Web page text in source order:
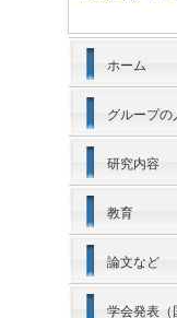
ホーム
グループの
研究内容
教育
論文など
学会発表（